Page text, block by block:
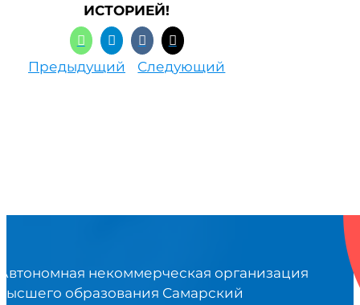
ИСТОРИЕЙ!
Предыдущий Следующий
некоммерческая организация
образования Самарский